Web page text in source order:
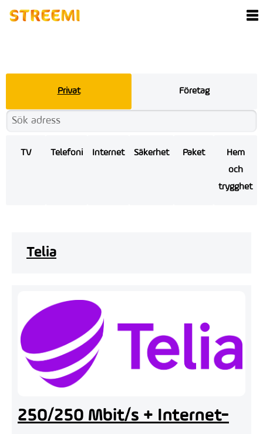
Privat Företag
TV Telefoni Internet Säkerhet Paket
Hem
och
trygghet
Telia
250/250 Mbit/s + Internet-